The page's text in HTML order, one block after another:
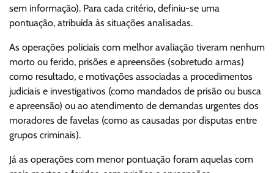
sem informação). Para cada critério, definiu-se uma
pontuação, atribuída às situações analisadas.
As operações policiais com melhor avaliação tiveram nenhum
morto ou ferido, prisões e apreensões (sobretudo armas)
como resultado, e motivações associadas a procedimentos
judiciais e investigativos (como mandados de prisão ou busca
e apreensão) ou ao atendimento de demandas urgentes dos
moradores de favelas (como as causadas por disputas entre
grupos criminais).
Já as operações com menor pontuação foram aquelas com